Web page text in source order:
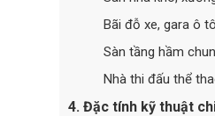
Bãi đỗ xe, gara ô
Sàn tầng hầm
Nhà thi đấu thể
4. Đặc tính kỹ thuật